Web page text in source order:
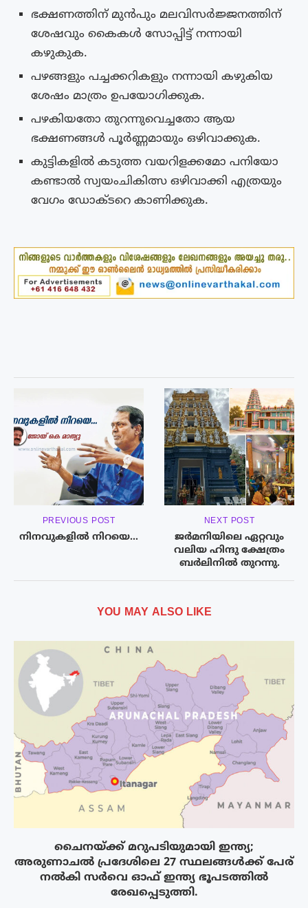
ഭക്ഷണത്തിന് മുൻപും മലവിസർജ്ജനത്തിന്
ശേഷവും കൈകൾ സോപ്പിട്ട് നന്നായി
കഴുകുക.
പഴങ്ങളും പച്ചക്കറികളും നന്നായി കഴുകിയ
ശേഷം മാത്രം ഉപയോഗിക്കുക.
പഴകിയതോ തുറന്നുവെച്ചതോ ആയ
ഭക്ഷണങ്ങൾ പൂർണ്ണമായും ഒഴിവാക്കുക.
കുട്ടികളിൽ കടുത്ത വയറിളക്കമോ പനിയോ
കണ്ടാൽ സ്വയംചികിത്സ ഒഴിവാക്കി എത്രയും
വേഗം ഡോക്ടറെ കാണിക്കുക.
PREVIOUS POST
നിനവുകളിൽ നിറയെ…
NEXT POST
ജർമനിയിലെ ഏറ്റവും
വലിയ ഹിന്ദു ക്ഷേത്രം
ബർലിനിൽ തുറന്നു.
YOU MAY ALSO LIKE
ചൈനയ്ക്ക് മറുപടിയുമായി ഇന്ത്യ;
അരുണാചൽ പ്രദേശിലെ 27 സ്ഥലങ്ങൾക്ക് പേര്
നൽകി സർവെ ഓഫ് ഇന്ത്യ ഭൂപടത്തിൽ
രേഖപ്പെടുത്തി.